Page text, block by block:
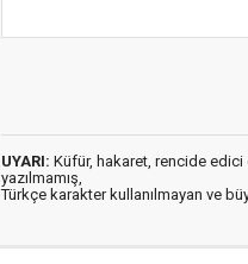
UYARI: Küfür, hakaret, rencide edici
yazılmamış,
Türkçe karakter kullanılmayan ve